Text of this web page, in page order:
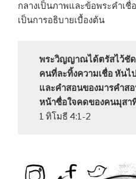
กลางเป็นภาพและข้อพระคำเชื่
เป็นการอธิบายเบื้องต้น
พระวิญญาณได้ตรัสไว้ชัด
คนที่ละทิ้งความเชื่อ หัน
และคำสอนของมารคำส
หน้าซื่อใจคดของคนมุสา
1 ทิโมธี 4:1-2